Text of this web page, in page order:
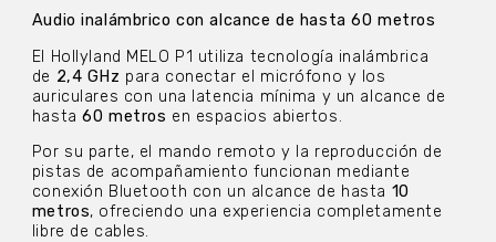
Audio inalámbrico con alcance de hasta 60 metros
El Hollyland MELO P1 utiliza tecnología inalámbrica
de 2,4 GHz para conectar el micrófono y los
auriculares con una latencia mínima y un alcance de
hasta60 metros en espacios abiertos.
Por su parte, el mando remoto y la reproducción de
pistas de acompañamiento funcionan mediante
conexión Bluetooth con un alcance de hasta 10
metros, ofreciendo una experiencia completamente
libre de cables.